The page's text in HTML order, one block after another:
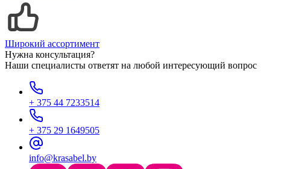
Широкий ассортимент
Нужна консультация?
Наши специалисты ответят на любой интересующий вопрос
+ 375 44 7233514
+ 375 29 1649505
info@krasabel.by